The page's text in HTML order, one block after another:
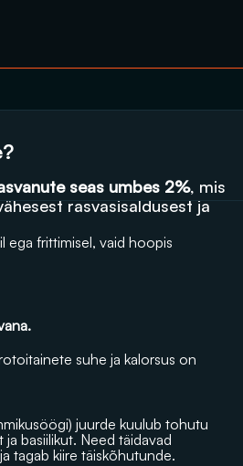
seas umbes 2%, mis
rasvasisaldusest ja
ega frittimisel, vaid hoopis
suhe ja kalorsus on
juurde kuulub tohutu
basiilikut. Need täidavad
tagab kiire täiskõhutunde.